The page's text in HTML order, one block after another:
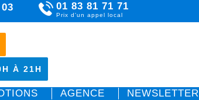
01 83 81 71 71
Prix d'un appel local
À 21H
AGENCE NEWSLETTER